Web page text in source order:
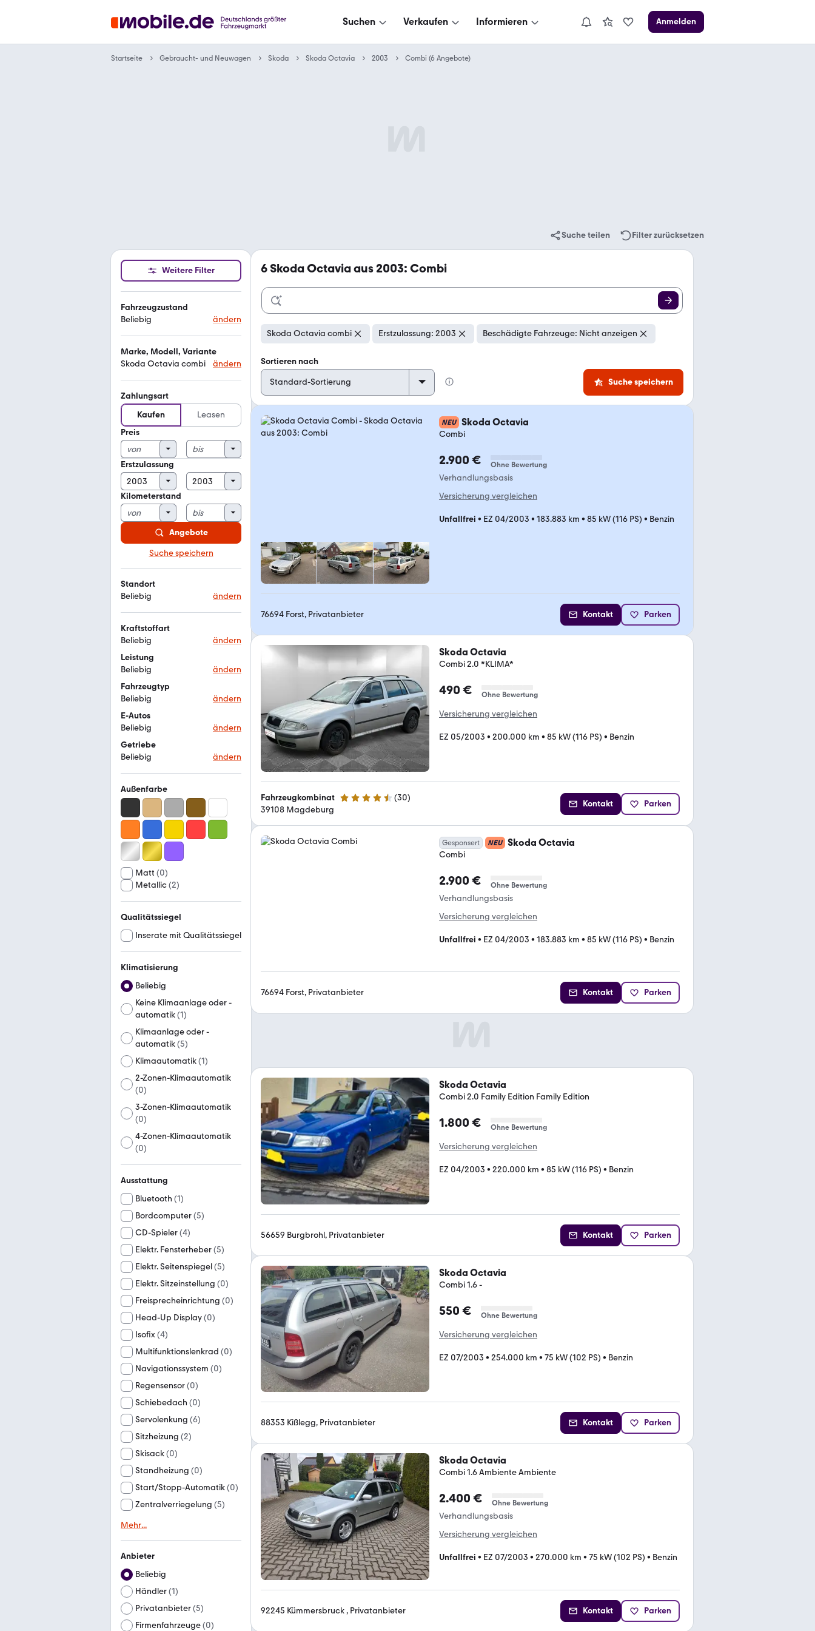
Suchen Verkaufen Informieren Anmelden
Startseite Gebraucht- und Neuwagen Skoda Skoda Octavia 2003 Combi (6 Angebote)
Suche teilen Filter zurücksetzen
Weitere Filter
Fahrzeugzustand
Beliebig
ändern
Marke, Modell, Variante
Skoda Octavia combi
ändern
Zahlungsart
Kaufen
Leasen
Preis
Erstzulassung
Kilometerstand
Angebote
Suche speichern
Standort
Beliebig
ändern
Kraftstoffart
Beliebig
ändern
Leistung
Beliebig
ändern
Fahrzeugtyp
Beliebig
ändern
E-Autos
Beliebig
ändern
Getriebe
Beliebig
ändern
Außenfarbe
Matt (0)
Metallic(2)
Qualitätssiegel
Inserate mit Qualitätssiegel
Klimatisierung
Beliebig
Keine Klimaanlage oder -
automatik(1)
Klimaanlage oder -
automatik(5)
Klimaautomatik(1)
2-Zonen-Klimaautomatik
(0)
3-Zonen-Klimaautomatik
(0)
4-Zonen-Klimaautomatik
(0)
Ausstattung
Bluetooth (1)
Bordcomputer(5)
CD-Spieler(4)
Elektr. Fensterheber(5)
Elektr. Seitenspiegel(5)
Elektr. Sitzeinstellung (0)
Freisprecheinrichtung (0)
Head-Up Display(0)
Isofix(4)
Multifunktionslenkrad (0)
Navigationssystem (0)
Regensensor(0)
Schiebedach (0)
Servolenkung (6)
Sitzheizung (2)
Skisack(0)
Standheizung (0)
Start/Stopp-Automatik(0)
Zentralverriegelung (5)
Mehr...
Anbieter
Beliebig
Händler(1)
Privatanbieter(5)
Firmenfahrzeuge(0)
6 Skoda Octavia aus 2003: Combi
Skoda Octavia combi Erstzulassung: 2003 Beschädigte Fahrzeuge: Nicht anzeigen
Sortieren nach
Suche speichern
NEU Skoda Octavia
Combi
2.900 € Ohne Bewertung
Verhandlungsbasis
Versicherung vergleichen
Unfallfrei • EZ 04/2003 • 183.883 km • 85 kW (116 PS) • Benzin
76694 Forst, Privatanbieter Kontakt Parken
Skoda Octavia
Combi 2.0 *KLIMA*
490 € Ohne Bewertung
Versicherung vergleichen
EZ 05/2003 • 200.000 km • 85 kW (116 PS) • Benzin
Fahrzeugkombinat 4.6 Sterne (30)
39108 Magdeburg
Kontakt Parken
Gesponsert NEU Skoda Octavia
Combi
2.900 € Ohne Bewertung
Verhandlungsbasis
Versicherung vergleichen
Unfallfrei • EZ 04/2003 • 183.883 km • 85 kW (116 PS) • Benzin
76694 Forst, Privatanbieter Kontakt Parken
Skoda Octavia
Combi 2.0 Family Edition Family Edition
1.800 € Ohne Bewertung
Versicherung vergleichen
EZ 04/2003 • 220.000 km • 85 kW (116 PS) • Benzin
56659 Burgbrohl, Privatanbieter Kontakt Parken
Skoda Octavia
Combi 1.6 -
550 € Ohne Bewertung
Versicherung vergleichen
EZ 07/2003 • 254.000 km • 75 kW (102 PS) • Benzin
88353 Kißlegg, Privatanbieter Kontakt Parken
Skoda Octavia
Combi 1.6 Ambiente Ambiente
2.400 € Ohne Bewertung
Verhandlungsbasis
Versicherung vergleichen
Unfallfrei • EZ 07/2003 • 270.000 km • 75 kW (102 PS) • Benzin
92245 Kümmersbruck , Privatanbieter Kontakt Parken